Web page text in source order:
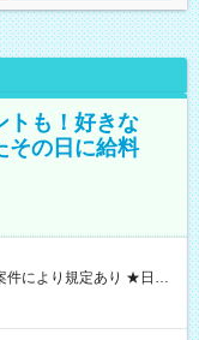
トも！好きな
の日に給料
現金GET♪ お仕事後はコ
用期間】試